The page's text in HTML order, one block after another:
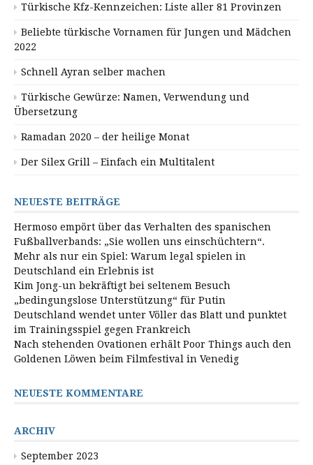
Türkische Kfz-Kennzeichen: Liste aller 81 Provinzen
Beliebte türkische Vornamen für Jungen und Mädchen
2022
Schnell Ayran selber machen
Türkische Gewürze: Namen, Verwendung und
Übersetzung
Ramadan 2020 – der heilige Monat
Der Silex Grill – Einfach ein Multitalent
NEUESTE BEITRÄGE
Hermoso empört über das Verhalten des spanischen
Fußballverbands: „Sie wollen uns einschüchtern“.
Mehr als nur ein Spiel: Warum legal spielen in
Deutschland ein Erlebnis ist
Kim Jong-un bekräftigt bei seltenem Besuch
„bedingungslose Unterstützung“ für Putin
Deutschland wendet unter Völler das Blatt und punktet
im Trainingsspiel gegen Frankreich
Nach stehenden Ovationen erhält Poor Things auch den
Goldenen Löwen beim Filmfestival in Venedig
NEUESTE KOMMENTARE
ARCHIV
September 2023